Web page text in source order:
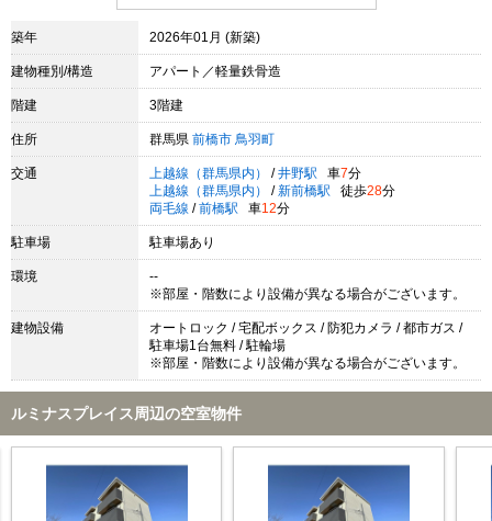
築年 2026年01月 (新築)
建物種別/構造 アパート／軽量鉄骨造
階建 3階建
住所 群馬県 前橋市 鳥羽町
交通 上越線（群馬県内） / 井野駅 車7分
上越線（群馬県内）
/ 新前橋駅 徒歩28分
両毛線 / 前橋駅 車12分
駐車場 駐車場あり
環境
--
※部屋・階数により設備が異なる場合がございます。
建物設備
オートロック / 宅配ボックス / 防犯カメラ / 都市ガス /
駐車場1台無料 / 駐輪場
※部屋・階数により設備が異なる場合がございます。
ルミナスプレイス周辺の空室物件